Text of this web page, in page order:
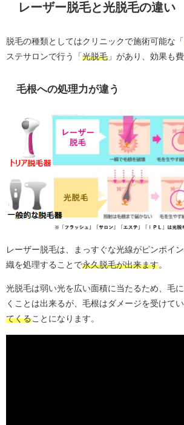
レーザー脱毛と光脱毛の違い
脱毛の種類としてはクリニックで施術可能な「
ステサロンで行う「 光脱毛 」があり、効果も
毛根への処理力が違う
レーザー脱毛は、まっすぐな光線がピンポイ
織を処理することで永久脱毛が出来ます。
光脱毛は弱い光を広い面積に当たるため、毛
くことは出来るが、毛根はダメージを受けてい
てくることになります。